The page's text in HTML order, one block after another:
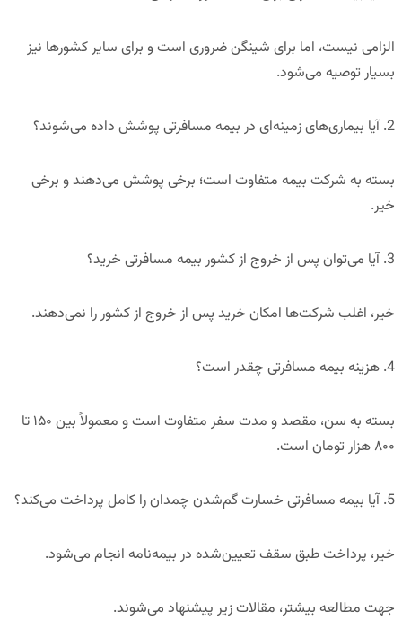
الزامی نیست، اما برای شینگن ضروری است و برای سایر کشورها نیز
بسیار توصیه می‌شود.
2. آیا بیماری‌های زمینه‌ای در بیمه مسافرتی پوشش داده می‌شوند؟
بسته به شرکت بیمه متفاوت است؛ برخی پوشش می‌دهند و برخی
خیر.
3. آیا می‌توان پس از خروج از کشور بیمه مسافرتی خرید؟
خیر، اغلب شرکت‌ها امکان خرید پس از خروج از کشور را نمی‌دهند.
4. هزینه بیمه مسافرتی چقدر است؟
بسته به سن، مقصد و مدت سفر متفاوت است و معمولاً بین ۱۵۰ تا
۸۰۰ هزار تومان است.
5. آیا بیمه مسافرتی خسارت گم‌شدن چمدان را کامل پرداخت می‌کند؟
خیر، پرداخت طبق سقف تعیین‌شده در بیمه‌نامه انجام می‌شود.
جهت مطالعه بیشتر، مقالات زیر پیشنهاد می‌شوند.